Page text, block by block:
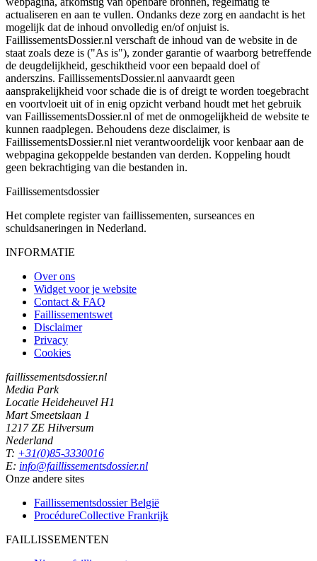
actualiseren en aan te vullen. Ondanks deze zorg en aandacht is het
mogelijk dat de inhoud onvolledig en/of onjuist is.
FaillissementsDossier.nl verschaft de inhoud van de website in de
staat zoals deze is ("As is"), zonder garantie of waarborg betreffende
de deugdelijkheid, geschiktheid voor een bepaald doel of
anderszins. FaillissementsDossier.nl aanvaardt geen
aansprakelijkheid voor schade die is of dreigt te worden toegebracht
en voortvloeit uit of in enig opzicht verband houdt met het gebruik
van FaillissementsDossier.nl of met de onmogelijkheid de website te
kunnen raadplegen. Behoudens deze disclaimer, is
FaillissementsDossier.nl niet verantwoordelijk voor kenbaar aan de
webpagina gekoppelde bestanden van derden. Koppeling houdt
geen bekrachtiging van die bestanden in.
Faillissementsdossier
Het complete register van faillissementen, surseances en
schuldsaneringen in Nederland.
INFORMATIE
Over ons
Widget voor je website
Contact & FAQ
Faillissementswet
Disclaimer
Privacy
Cookies
faillissementsdossier.nl
Media Park
Locatie Heideheuvel H1
Mart Smeetslaan 1
1217 ZE Hilversum
Nederland
T: +31(0)85-3330016
E: info@faillissementsdossier.nl
Onze andere sites
Faillissementsdossier België
ProcédureCollective Frankrijk
FAILLISSEMENTEN